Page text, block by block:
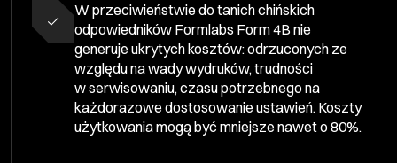
W przeciwieństwie do tanich chińskich
odpowiedników Formlabs Form 4B nie
generuje ukrytych kosztów: odrzuconych ze
względu na wady wydruków, trudności
w serwisowaniu, czasu potrzebnego na
każdorazowe dostosowanie ustawień. Koszty
użytkowania mogą być mniejsze nawet o 80%.